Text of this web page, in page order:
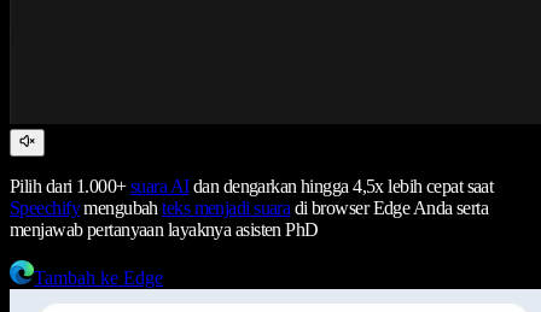
Pilih dari 1.000+suara AIdan dengarkan hingga 4,5x lebih cepat saat
Speechifymengubahteks menjadi suara di browser Edge Anda serta
menjawab pertanyaan layaknya asisten PhD
Tambah ke Edge